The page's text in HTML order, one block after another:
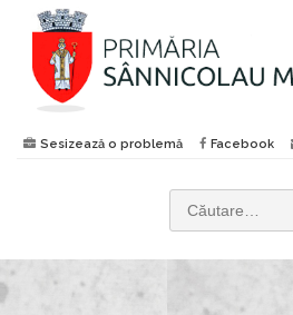
Sesizează o problemă Facebook